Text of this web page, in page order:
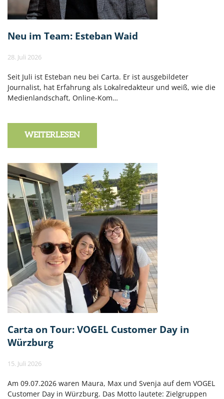
Neu im Team: Esteban Waid
28. Juli 2026
Seit Juli ist Esteban neu bei Carta. Er ist ausgebildeter
Journalist, hat Erfahrung als Lokalredakteur und weiß, wie die
Medienlandschaft, Online-Kom…
WEITERLESEN
Carta on Tour: VOGEL Customer Day in
Würzburg
15. Juli 2026
Am 09.07.2026 waren Maura, Max und Svenja auf dem VOGEL
Customer Day in Würzburg. Das Motto lautete: Zielgruppen